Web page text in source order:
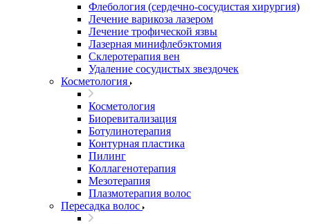
Флебология (сердечно-сосудистая хирургия)
Лечение варикоза лазером
Лечение трофической язвы
Лазерная минифлебэктомия
Cклеротерапия вен
Удаление сосудистых звездочек
Косметология
Косметология
Биоревитализация
Ботулинотерапия
Контурная пластика
Пилинг
Коллагенотерапия
Мезотерапия
Плазмотерапия волос
Пересадка волос